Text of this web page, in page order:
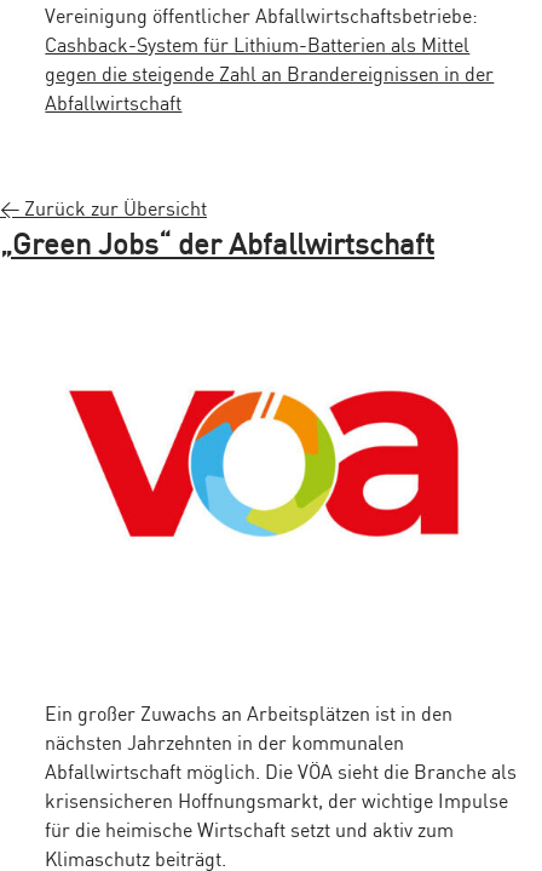
Vereinigung öffentlicher Abfallwirtschaftsbetriebe:
Cashback-System für Lithium-Batterien als Mittel
gegen die steigende Zahl an Brandereignissen in der
Abfallwirtschaft
< Zurück zur Übersicht
„Green Jobs“ der Abfallwirtschaft
Ein großer Zuwachs an Arbeitsplätzen ist in den
nächsten Jahrzehnten in der kommunalen
Abfallwirtschaft möglich. Die VÖA sieht die Branche als
krisensicheren Hoffnungsmarkt, der wichtige Impulse
für die heimische Wirtschaft setzt und aktiv zum
Klimaschutz beiträgt.